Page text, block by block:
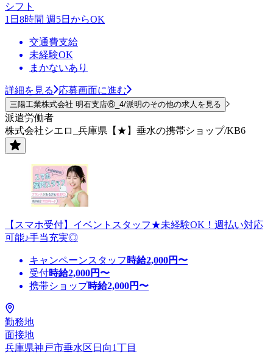
シフト
1日8時間 週5日からOK
交通費支給
未経験OK
まかないあり
詳細を見る 応募画面に進む
三陽工業株式会社 明石支店⑥_4/派明のその他の求人を見る
派遣労働者
株式会社シエロ_兵庫県【★】垂水の携帯ショップ/KB6
【スマホ受付】イベントスタッフ★未経験OK！週払い対応
可能♪手当充実◎
キャンペーンスタッフ 時給2,000円〜
受付時給2,000円〜
携帯ショップ時給2,000円〜
勤務地
面接地
兵庫県神戸市垂水区日向1丁目